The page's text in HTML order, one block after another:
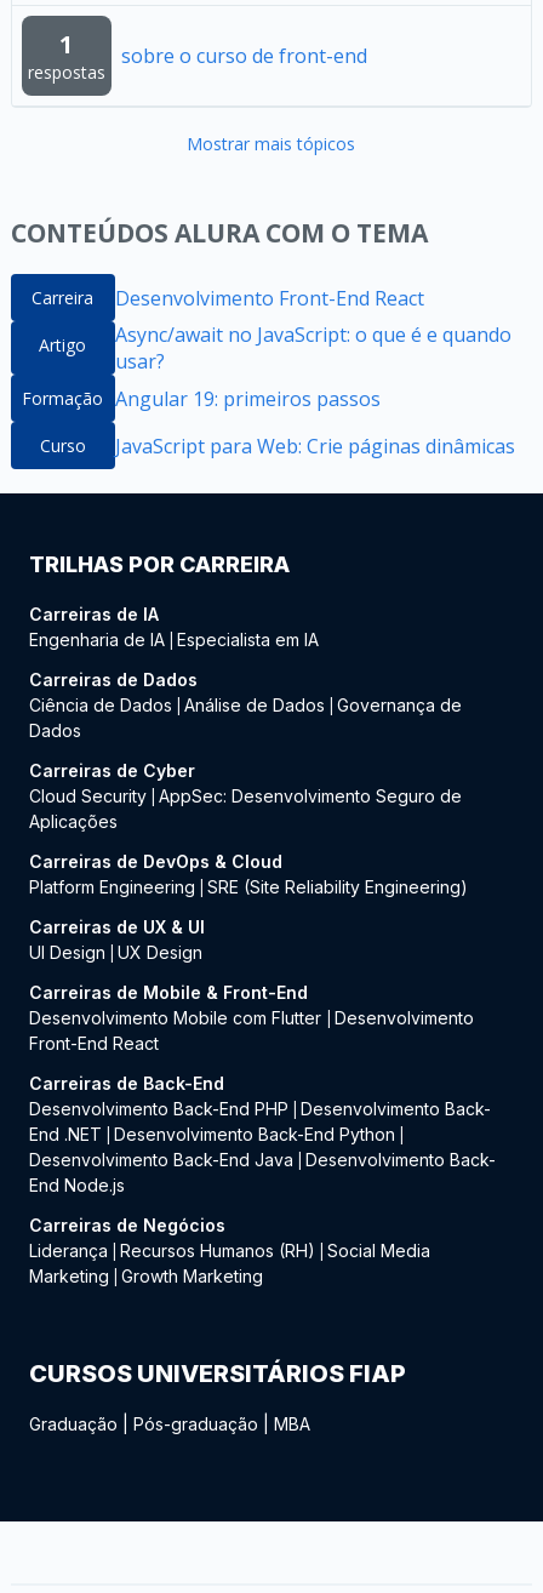
1
respostas
sobre o curso de front-end
Mostrar mais tópicos
CONTEÚDOS ALURA COM O TEMA
Carreira Desenvolvimento Front-End React
Artigo
Async/await no JavaScript: o que é e quando
usar?
Formação Angular 19: primeiros passos
Curso JavaScript para Web: Crie páginas dinâmicas
TRILHAS POR CARREIRA
Carreiras de IA
Engenharia de IA Especialista em IA
Carreiras de Dados
Ciência de Dados
Análise de Dados
Governança de
Dados
Carreiras de Cyber
Cloud Security AppSec: Desenvolvimento Seguro de
Aplicações
Carreiras de DevOps & Cloud
Platform Engineering
SRE (Site Reliability Engineering)
Carreiras de UX & UI
UI Design
UX Design
Carreiras de Mobile & Front-End
Desenvolvimento Mobile com Flutter
Desenvolvimento
Front-End React
Carreiras de Back-End
Desenvolvimento Back-End PHP
Desenvolvimento Back-
End .NET
Desenvolvimento Back-End Python
Desenvolvimento Back-End Java
Desenvolvimento Back-
End Node.js
Carreiras de Negócios
Liderança
Recursos Humanos (RH)
Social Media
Marketing
Growth Marketing
CURSOS UNIVERSITÁRIOS FIAP
Graduação Pós-graduação MBA